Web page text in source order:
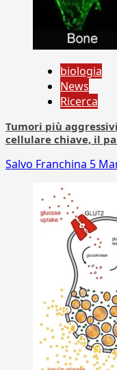
biologia
News
Ricerca
Tumori più
cellulare chiave, il
Salvo Franchina 5